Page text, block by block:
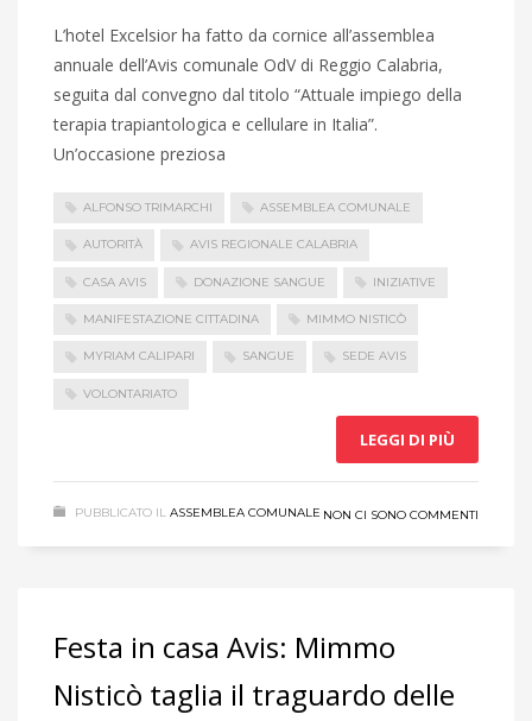
L’hotel Excelsior ha fatto da cornice all’assemblea
annuale dell’Avis comunale OdV di Reggio Calabria,
seguita dal convegno dal titolo “Attuale impiego della
terapia trapiantologica e cellulare in Italia”.
Un’occasione preziosa
ALFONSO TRIMARCHI ASSEMBLEA COMUNALE
AUTORITÀ AVIS REGIONALE CALABRIA
CASA AVIS DONAZIONE SANGUE INIZIATIVE
MANIFESTAZIONE CITTADINA MIMMO NISTICÒ
MYRIAM CALIPARI SANGUE SEDE AVIS
VOLONTARIATO
LEGGI DI PIÙ
PUBBLICATO IL ASSEMBLEA COMUNALE NON CI SONO COMMENTI
Festa in casa Avis: Mimmo
Nisticò taglia il traguardo delle